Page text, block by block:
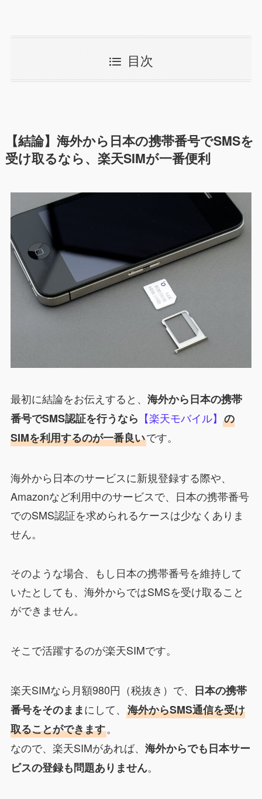
目次
【結論】海外から日本の携帯番号でSMSを
受け取るなら、楽天SIMが一番便利
最初に結論をお伝えすると、 海外から日本の携帯
番号でSMS認証を行うなら 【楽天モバイル】 の
SIMを利用するのが一番良いです。
海外から日本のサービスに新規登録する際や、
Amazonなど利用中のサービスで、日本の携帯番号
でのSMS認証を求められるケースは少なくありま
せん。
そのような場合、もし日本の携帯番号を維持して
いたとしても、海外からではSMSを受け取ること
ができません。
そこで活躍するのが楽天SIMです。
楽天SIMなら月額980円（税抜き）で、 日本の携帯
番号をそのままにして、 海外からSMS通信を受け
取ることができます。
なので、楽天SIMがあれば、 海外からでも日本サー
ビスの登録も問題ありません。